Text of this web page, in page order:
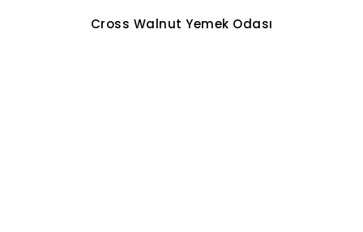
Cross Walnut Yemek Odası